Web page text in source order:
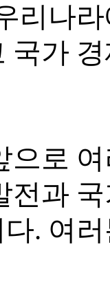
리나
국가
으로
전과
. 여